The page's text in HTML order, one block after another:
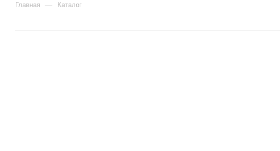
Главная — Каталог